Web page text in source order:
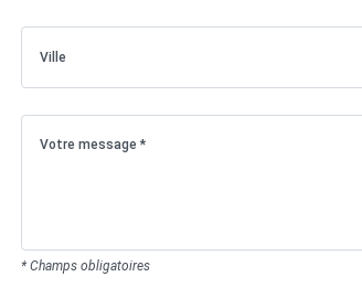
* Champs obligatoires